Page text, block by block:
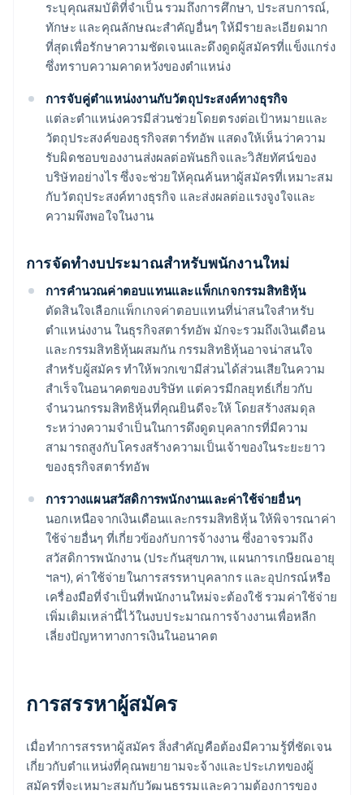
ระบุคุณสมบัติที่จำเป็น รวมถึงการศึกษา, ประสบการณ์,
ทักษะ และคุณลักษณะสำคัญอื่นๆ ให้มีรายละเอียดมาก
ที่สุดเพื่อรักษาความชัดเจนและดึงดูดผู้สมัครที่แข็งแกร่ง
ซึ่งทราบความคาดหวังของตำแหน่ง
การจับคู่ตำแหน่งงานกับวัตถุประสงค์ทางธุรกิจ
แต่ละตำแหน่งควรมีส่วนช่วยโดยตรงต่อเป้าหมายและ
วัตถุประสงค์ของธุรกิจสตาร์ทอัพ แสดงให้เห็นว่าความ
รับผิดชอบของงานส่งผลต่อพันธกิจและวิสัยทัศน์ของ
บริษัทอย่างไร ซึ่งจะช่วยให้คุณค้นหาผู้สมัครที่เหมาะสม
กับวัตถุประสงค์ทางธุรกิจ และส่งผลต่อแรงจูงใจและ
ความพึงพอใจในงาน
การจัดทำงบประมาณสำหรับพนักงานใหม่
การคำนวณค่าตอบแทนและแพ็กเกจกรรมสิทธิหุ้น
ตัดสินใจเลือกแพ็กเกจค่าตอบแทนที่น่าสนใจสำหรับ
ตำแหน่งงาน ในธุรกิจสตาร์ทอัพ มักจะรวมถึงเงินเดือน
และกรรมสิทธิหุ้นผสมกัน กรรมสิทธิหุ้นอาจน่าสนใจ
สำหรับผู้สมัคร ทำให้พวกเขามีส่วนได้ส่วนเสียในความ
สำเร็จในอนาคตของบริษัท แต่ควรมีกลยุทธ์เกี่ยวกับ
จำนวนกรรมสิทธิหุ้นที่คุณยินดีจะให้ โดยสร้างสมดุล
ระหว่างความจำเป็นในการดึงดูดบุคลากรที่มีความ
สามารถสูงกับโครงสร้างความเป็นเจ้าของในระยะยาว
ของธุรกิจสตาร์ทอัพ
การวางแผนสวัสดิการพนักงานและค่าใช้จ่ายอื่นๆ
นอกเหนือจากเงินเดือนและกรรมสิทธิหุ้น ให้พิจารณาค่า
ใช้จ่ายอื่นๆ ที่เกี่ยวข้องกับการจ้างงาน ซึ่งอาจรวมถึง
สวัสดิการพนักงาน (ประกันสุขภาพ, แผนการเกษียณอายุ
ฯลฯ), ค่าใช้จ่ายในการสรรหาบุคลากร และอุปกรณ์หรือ
เครื่องมือที่จำเป็นที่พนักงานใหม่จะต้องใช้ รวมค่าใช้จ่าย
เพิ่มเติมเหล่านี้ไว้ในงบประมาณการจ้างงานเพื่อหลีก
เลี่ยงปัญหาทางการเงินในอนาคต
การสรรหาผู้สมัคร
เมื่อทำการสรรหาผู้สมัคร สิ่งสำคัญคือต้องมีความรู้ที่ชัดเจน
เกี่ยวกับตำแหน่งที่คุณพยายามจะจ้างและประเภทของผู้
สมัครที่จะเหมาะสมกับวัฒนธรรมและความต้องการของ